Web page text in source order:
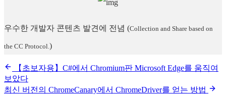
우수한 개발자 콘텐츠 발견에 전념 (Collection and Share based on
the CC Protocol.)
【초보자용】C#에서 Chromium판 Microsoft Edge를 움직여
보았다
최신 버전의 ChromeCanary에서 ChromeDriver를 얻는 방법